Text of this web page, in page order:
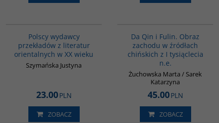
Polscy wydawcy
przekładów z literatur
orientalnych w XX wieku
Szymańska Justyna
23.00PLN
ZOBACZ
Da Qin i Fulin. Obraz
zachodu w źródłach
chińskich z I tysiąclecia
n.e.
Żuchowska Marta / Sarek
Katarzyna
45.00PLN
ZOBACZ